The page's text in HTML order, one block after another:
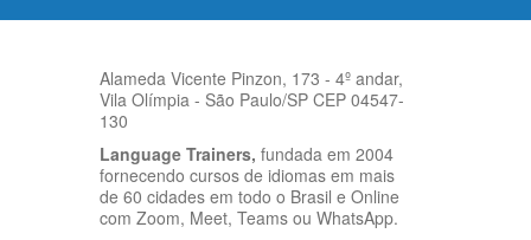
Alameda Vicente Pinzon, 173 - 4º andar,
Vila Olímpia - São Paulo/SP CEP 04547-
130
Language Trainers, fundada em 2004
fornecendo cursos de idiomas em mais
de 60 cidades em todo o Brasil e Online
com Zoom, Meet, Teams ou WhatsApp.